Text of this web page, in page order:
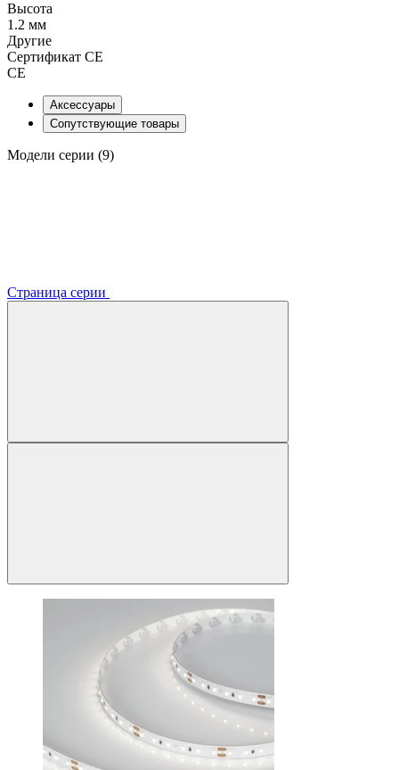
Высота
1.2 мм
Другие
Сертификат CE
CE
Аксессуары
Сопутствующие товары
Модели серии (9)
Страница серии